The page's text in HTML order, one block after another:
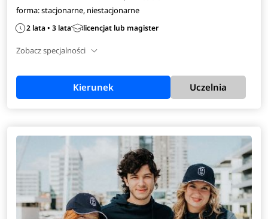
forma: stacjonarne, niestacjonarne
2 lata • 3 lata licencjat lub magister
Zobacz specjalności
Kierunek Uczelnia